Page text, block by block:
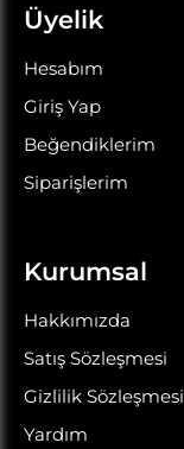
Üyelik
Hesabım
Giriş Yap
Beğendiklerim
Siparişlerim
Kurumsal
Hakkımızda
Satış Sözleşmesi
Gizlilik Sözleşmesi
Yardım